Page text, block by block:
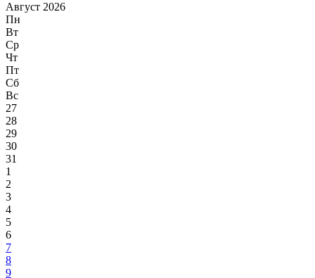
Август 2026
Пн
Вт
Ср
Чт
Пт
Сб
Вс
27
28
29
30
31
1
2
3
4
5
6
7
8
9